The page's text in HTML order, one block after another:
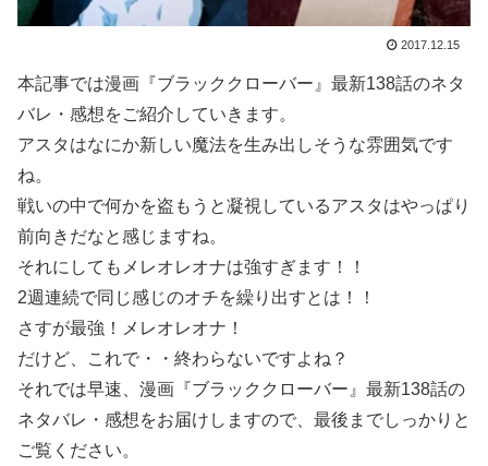
2017.12.15
本記事では漫画『ブラッククローバー』最新138話のネタ
バレ・感想をご紹介していきます。
アスタはなにか新しい魔法を生み出しそうな雰囲気です
ね。
戦いの中で何かを盗もうと凝視しているアスタはやっぱり
前向きだなと感じますね。
それにしてもメレオレオナは強すぎます！！
2週連続で同じ感じのオチを繰り出すとは！！
さすが最強！メレオレオナ！
だけど、これで・・終わらないですよね？
それでは早速、漫画『ブラッククローバー』最新138話の
ネタバレ・感想をお届けしますので、最後までしっかりと
ご覧ください。